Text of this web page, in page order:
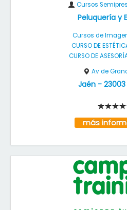
Cursos
Peluquería y
Cursos de
CURSO DE
CURSO DE
Av de
Jaén - 23003
más